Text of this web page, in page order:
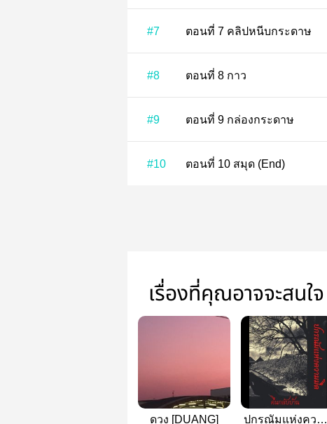
#7 ตอนที่ 7 คลิปหนีบกระดาษ
#8 ตอนที่ 8 กาว
#9 ตอนที่ 9 กล่องกระดาษ
#10 ตอนที่ 10 สมุด (End)
เรื่องที่คุณอาจจะสนใจ
ดวง [DUANG]
ปกรณัมแห่งความ